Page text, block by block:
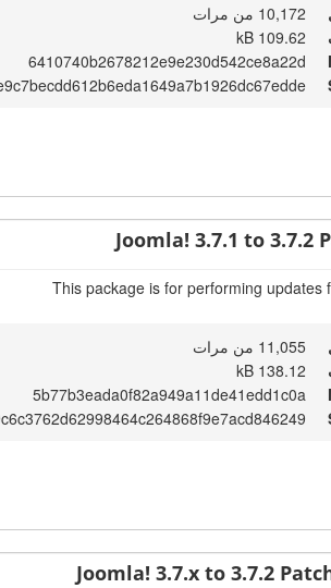
10,172 من مرات
109.62 kB
6410740b2678212e9e230d542ce8a22d
Joomla! 3.7.1 to 3.7.2
This package is for performing updates
11,055 من مرات
138.12 kB
5b77b3eada0f82a949a11de41edd1c0a
Joomla! 3.7.x to 3.7.2